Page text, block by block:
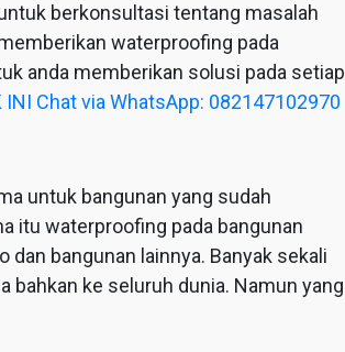
berkonsultasi tentang masalah
waterproofing pada
anda memberikan solusi pada setiap
INI Chat via WhatsApp: 082147102970
untuk bangunan yang sudah
itu waterproofing pada bangunan
bangunan lainnya. Banyak sekali
ke seluruh dunia. Namun yang